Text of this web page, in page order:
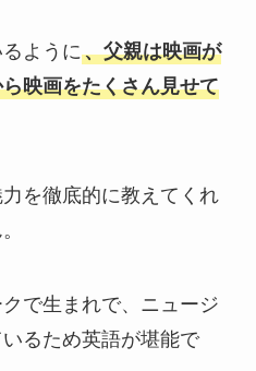
ように、父親は映画が
映画をたくさん見せて
を徹底的に教えてくれ
で生まれで、ニュージ
るため英語が堪能で